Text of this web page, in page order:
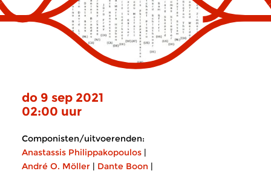
do 9 sep 2021
02:00 uur
Componisten/uitvoerenden:
Anastassis Philippakopoulos |
André O. Möller | Dante Boon |